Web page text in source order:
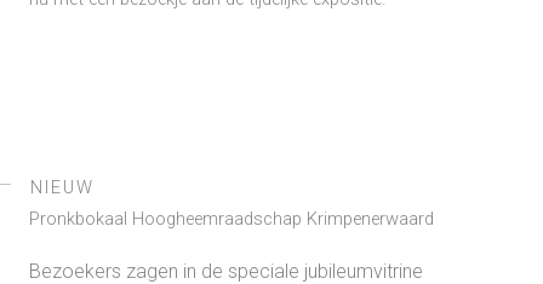
NIEUW
Pronkbokaal Hoogheemraadschap Krimpenerwaard
Bezoekers zagen in de speciale jubileumvitrine